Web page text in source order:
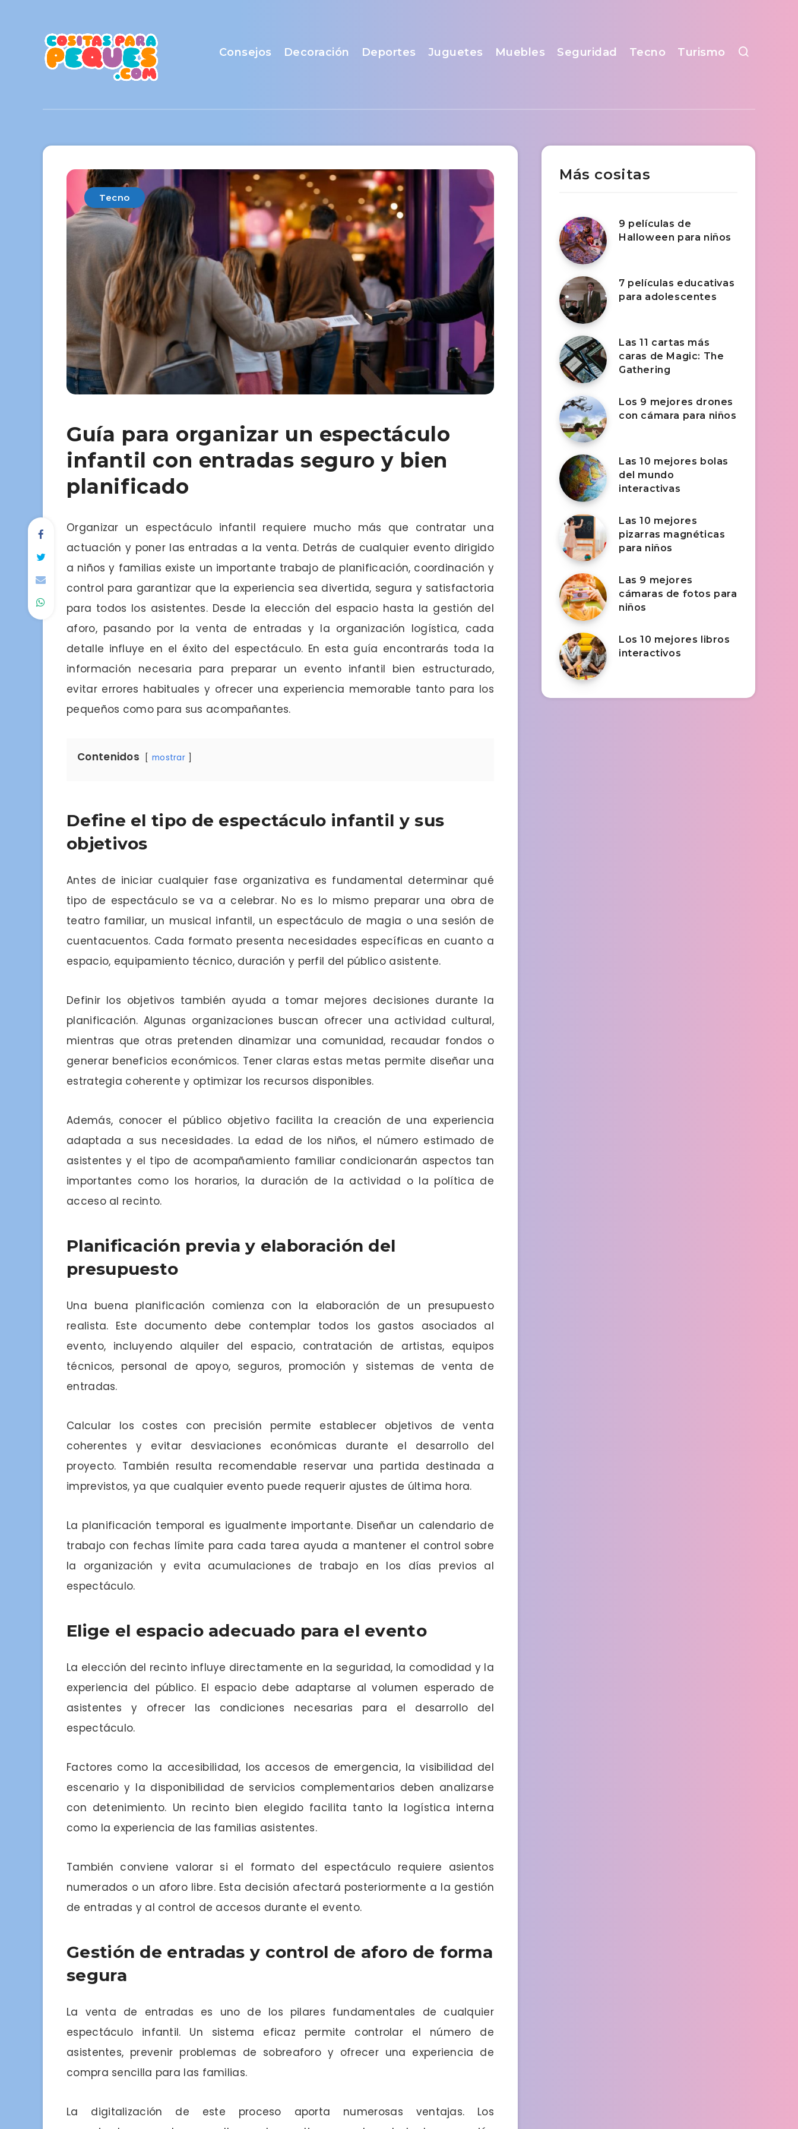
Consejos Decoración Deportes Juguetes Muebles Seguridad Tecno Turismo
Tecno
Guía para organizar un espectáculo
infantil con entradas seguro y bien
planificado
Organizar un espectáculo infantil requiere mucho más que contratar una
actuación y poner las entradas a la venta. Detrás de cualquier evento dirigido
a niños y familias existe un importante trabajo de planificación, coordinación y
control para garantizar que la experiencia sea divertida, segura y satisfactoria
para todos los asistentes. Desde la elección del espacio hasta la gestión del
aforo, pasando por la venta de entradas y la organización logística, cada
detalle influye en el éxito del espectáculo. En esta guía encontrarás toda la
información necesaria para preparar un evento infantil bien estructurado,
evitar errores habituales y ofrecer una experiencia memorable tanto para los
pequeños como para sus acompañantes.
Contenidos mostrar
Define el tipo de espectáculo infantil y sus
objetivos
Antes de iniciar cualquier fase organizativa es fundamental determinar qué
tipo de espectáculo se va a celebrar. No es lo mismo preparar una obra de
teatro familiar, un musical infantil, un espectáculo de magia o una sesión de
cuentacuentos. Cada formato presenta necesidades específicas en cuanto a
espacio, equipamiento técnico, duración y perfil del público asistente.
Definir los objetivos también ayuda a tomar mejores decisiones durante la
planificación. Algunas organizaciones buscan ofrecer una actividad cultural,
mientras que otras pretenden dinamizar una comunidad, recaudar fondos o
generar beneficios económicos. Tener claras estas metas permite diseñar una
estrategia coherente y optimizar los recursos disponibles.
Además, conocer el público objetivo facilita la creación de una experiencia
adaptada a sus necesidades. La edad de los niños, el número estimado de
asistentes y el tipo de acompañamiento familiar condicionarán aspectos tan
importantes como los horarios, la duración de la actividad o la política de
acceso al recinto.
Planificación previa y elaboración del
presupuesto
Una buena planificación comienza con la elaboración de un presupuesto
realista. Este documento debe contemplar todos los gastos asociados al
evento, incluyendo alquiler del espacio, contratación de artistas, equipos
técnicos, personal de apoyo, seguros, promoción y sistemas de venta de
entradas.
Calcular los costes con precisión permite establecer objetivos de venta
coherentes y evitar desviaciones económicas durante el desarrollo del
proyecto. También resulta recomendable reservar una partida destinada a
imprevistos, ya que cualquier evento puede requerir ajustes de última hora.
La planificación temporal es igualmente importante. Diseñar un calendario de
trabajo con fechas límite para cada tarea ayuda a mantener el control sobre
la organización y evita acumulaciones de trabajo en los días previos al
espectáculo.
Elige el espacio adecuado para el evento
La elección del recinto influye directamente en la seguridad, la comodidad y la
experiencia del público. El espacio debe adaptarse al volumen esperado de
asistentes y ofrecer las condiciones necesarias para el desarrollo del
espectáculo.
Factores como la accesibilidad, los accesos de emergencia, la visibilidad del
escenario y la disponibilidad de servicios complementarios deben analizarse
con detenimiento. Un recinto bien elegido facilita tanto la logística interna
como la experiencia de las familias asistentes.
También conviene valorar si el formato del espectáculo requiere asientos
numerados o un aforo libre. Esta decisión afectará posteriormente a la gestión
de entradas y al control de accesos durante el evento.
Gestión de entradas y control de aforo de forma
segura
La venta de entradas es uno de los pilares fundamentales de cualquier
espectáculo infantil. Un sistema eficaz permite controlar el número de
asistentes, prevenir problemas de sobreaforo y ofrecer una experiencia de
compra sencilla para las familias.
La digitalización de este proceso aporta numerosas ventajas. Los
Más cositas
9 películas de
Halloween para niños
7 películas educativas
para adolescentes
Las 11 cartas más
caras de Magic: The
Gathering
Los 9 mejores drones
con cámara para niños
Las 10 mejores bolas
del mundo
interactivas
Las 10 mejores
pizarras magnéticas
para niños
Las 9 mejores
cámaras de fotos para
niños
Los 10 mejores libros
interactivos